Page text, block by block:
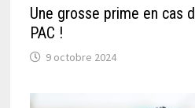
Une grosse prime en cas
PAC !
9 octobre 2024